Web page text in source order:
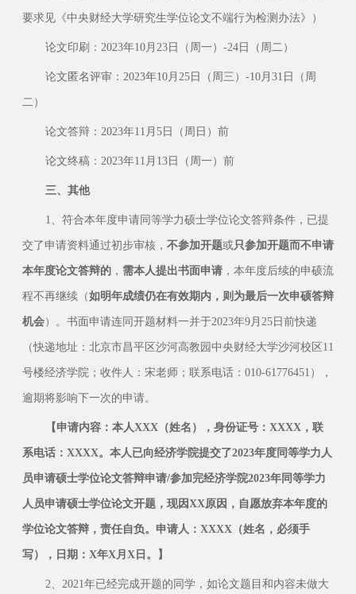
要求见《中央财经大学研究生学位论文不端行为检测办法》）
论文印刷：2023年10月23日（周一）-24日（周二）
论文匿名评审：2023年10月25日（周三）-10月31日（周
二）
论文答辩：2023年11月5日（周日）前
论文终稿：2023年11月13日（周一）前
三、其他
1、符合本年度申请同等学力硕士学位论文答辩条件，已提
交了申请资料通过初步审核， 不参加开题或只参加开题而不申请
本年度论文答辩的， 需本人提出书面申请，本年度后续的申硕流
程不再继续（如明年成绩仍在有效期内，则为最后一次申硕答辩
机会）。书面申请连同开题材料一并于2023年9月25日前快递
（快递地址：北京市昌平区沙河高教园中央财经大学沙河校区11
号楼经济学院；收件人：宋老师；联系电话：010-61776451），
逾期将影响下一次的申请。
【申请内容：本人XXX（姓名），身份证号：XXXX，联
系电话：XXXX。本人已向经济学院提交了2023年度同等学力人
员申请硕士学位论文答辩申请/参加完经济学院2023年同等学力
人员申请硕士学位论文开题，现因XX原因，自愿放弃本年度的
学位论文答辩，责任自负。申请人：XXXX（姓名，必须手
写），日期：X年X月X日。】
2、2021年已经完成开题的同学，如论文题目和内容未做大